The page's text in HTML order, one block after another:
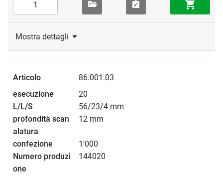
Mostra dettagli
86.001.03
20
56/23/4 mm
12 mm
1'000
144020